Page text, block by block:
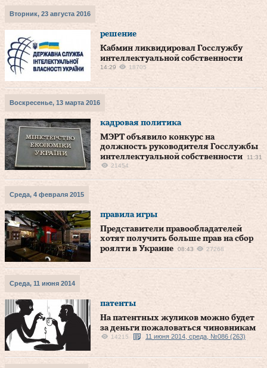
Вторник, 23 августа 2016
решение
Кабмин ликвидировал Госслужбу
интеллектуальной собственности
14:29 18705
Воскресенье, 13 марта 2016
кадровая политика
МЭРТ объявило конкурс на
должность руководителя Госслужбы
интеллектуальной собственности
11:31
21454
Среда, 4 февраля 2015
правила игры
Представители правообладателей
хотят получить больше прав на сбор
роялти в Украине
08:43 27268
Среда, 11 июня 2014
патенты
На патентных жуликов можно будет
за деньги пожаловаться чиновникам
14215 11 июня 2014, среда, №086 (263)